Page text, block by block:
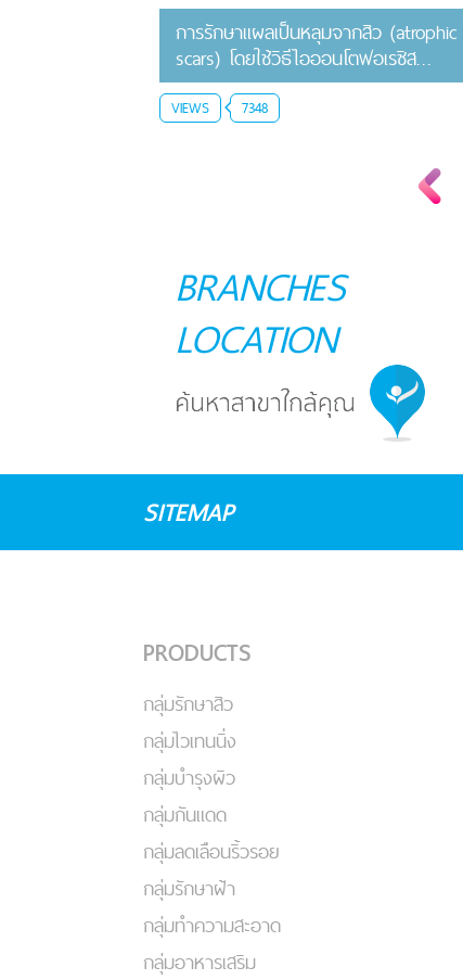
การรักษาแผลเป็นหลุมจากสิว (atrophic
scars) โดยใช้วิธีไอออนโตฟอเรซิส
(Iontophoresis) ด้วยครีมวิตามิน A (
0.025% Tretionin)
VIEWS 7348
BRANCHES
LOCATION
SITEMAP
PRODUCTS
กลุ่มรักษาสิว
กลุ่มไวเทนนิ่ง
กลุ่มบำรุงผิว
กลุ่มกันแดด
กลุ่มลดเลือนริ้วรอย
กลุ่มรักษาฝ้า
กลุ่มทำความสะอาด
กลุ่มอาหารเสริม